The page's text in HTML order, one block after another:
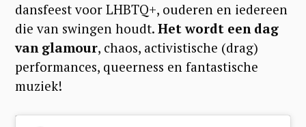
dansfeest voor LHBTQ+, ouderen en iedereen
die van swingen houdt. Het wordt een dag
van glamour, chaos, activistische (drag)
performances, queerness en fantastische
muziek!